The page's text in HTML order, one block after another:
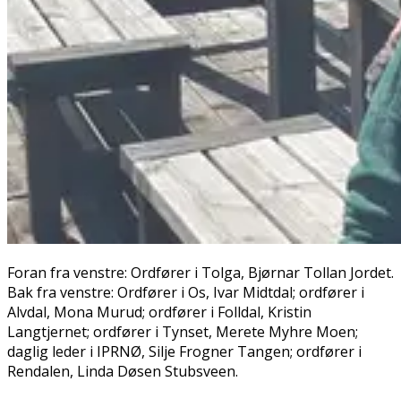
Foran fra venstre: Ordfører i Tolga, Bjørnar Tollan Jordet.
Bak fra venstre: Ordfører i Os, Ivar Midtdal; ordfører i
Alvdal, Mona Murud; ordfører i Folldal, Kristin
Langtjernet; ordfører i Tynset, Merete Myhre Moen;
daglig leder i IPRNØ, Silje Frogner Tangen; ordfører i
Rendalen, Linda Døsen Stubsveen.